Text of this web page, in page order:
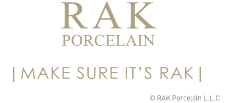
© RAK Porcelain L.L.C